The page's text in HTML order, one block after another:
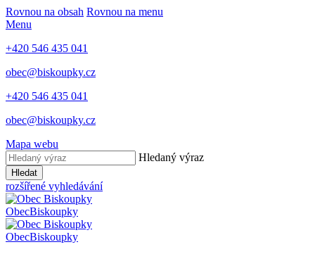
Rovnou na obsah Rovnou na menu
Menu
+420 546 435 041
obec@biskoupky.cz
+420 546 435 041
obec@biskoupky.cz
Mapa webu
Hledaný výraz
Hledat
rozšířené vyhledávání
ObecBiskoupky
ObecBiskoupky